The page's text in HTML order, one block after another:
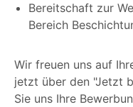
Bereitschaft zur
Bereich
Wir freuen uns auf
jetzt über den "Jetzt
Sie uns Ihre